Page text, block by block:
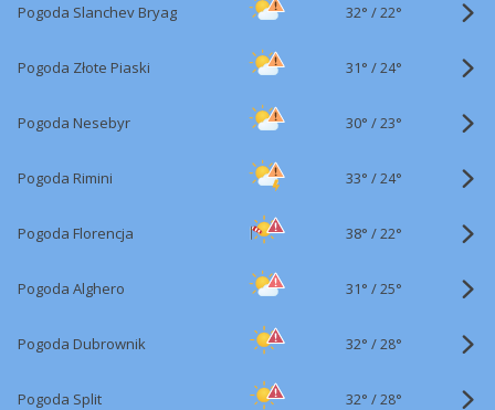
Pogoda Slanchev Bryag 32° /22°
Pogoda Złote Piaski 31° /24°
Pogoda Nesebyr 30° /23°
Pogoda Rimini 33° /24°
Pogoda Florencja 38° /22°
Pogoda Alghero 31° /25°
Pogoda Dubrownik 32° /28°
Pogoda Split 32° /28°